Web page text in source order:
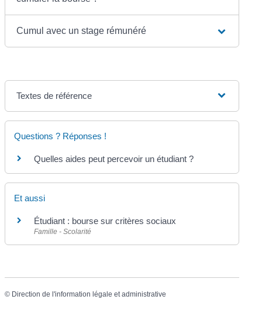
Cumul avec un stage rémunéré
Textes de référence
Questions ? Réponses !
Quelles aides peut percevoir un étudiant ?
Et aussi
Étudiant : bourse sur critères sociaux
Famille - Scolarité
© Direction de l'information légale et administrative